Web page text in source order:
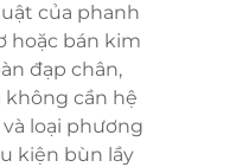
của phanh
hoặc bán kim
đạp chân,
cần hệ
loại phương
kiện bùn lầy